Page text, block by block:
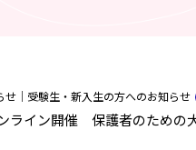
せ｜受験生・新入生の方へのお知らせ
ライン開催 保護者のための